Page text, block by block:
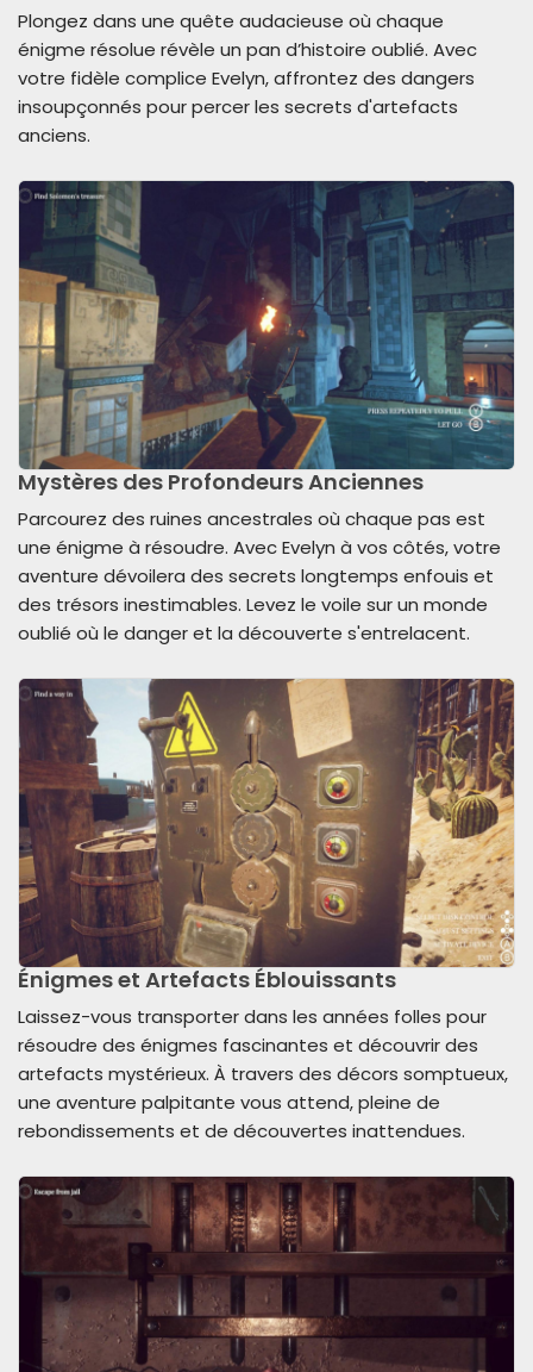
Plongez dans une quête audacieuse où chaque
énigme résolue révèle un pan d’histoire oublié. Avec
votre fidèle complice Evelyn, affrontez des dangers
insoupçonnés pour percer les secrets d'artefacts
anciens.
Mystères des Profondeurs Anciennes
Parcourez des ruines ancestrales où chaque pas est
une énigme à résoudre. Avec Evelyn à vos côtés, votre
aventure dévoilera des secrets longtemps enfouis et
des trésors inestimables. Levez le voile sur un monde
oublié où le danger et la découverte s'entrelacent.
Énigmes et Artefacts Éblouissants
Laissez-vous transporter dans les années folles pour
résoudre des énigmes fascinantes et découvrir des
artefacts mystérieux. À travers des décors somptueux,
une aventure palpitante vous attend, pleine de
rebondissements et de découvertes inattendues.